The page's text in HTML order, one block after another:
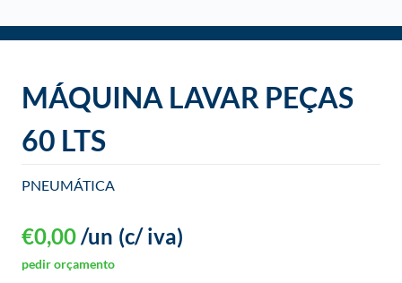
MÁQUINA LAVAR PEÇAS
60 LTS
PNEUMÁTICA
€0,00 (c/ iva)
/un
pedir orçamento